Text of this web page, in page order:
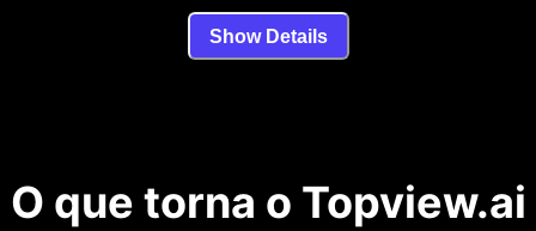
Show Details
O que torna o Topview.ai